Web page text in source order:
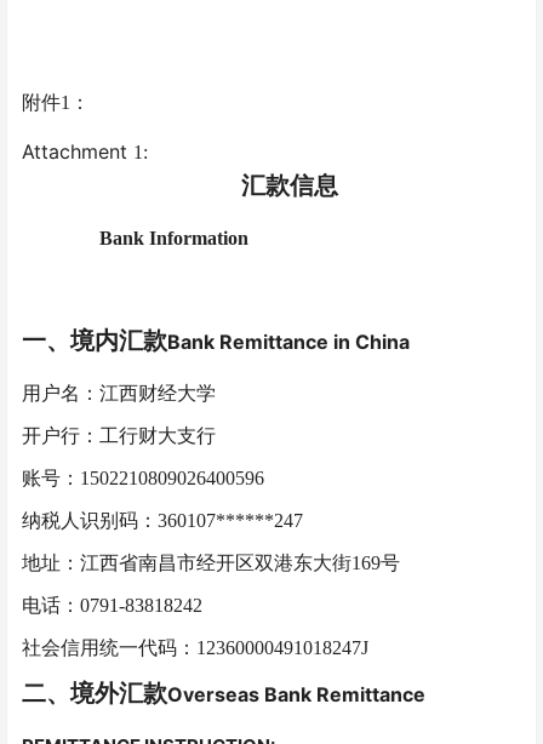
附件1：
Attachment 1:
汇款信息
Bank Information
一、境内汇款Bank Remittance in China
用 户名：江西财经大学
开户行：工行财大支行
账号： 1502210809026400596
纳税人识别码： 360107******247
地址：江西省南昌市经开区双港东大街169号
电话： 0791-83818242
社会信用统一代码： 12360000491018247J
二、境外汇款Overseas Bank Remittance